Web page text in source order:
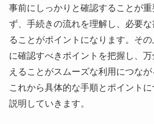
事前にしっかりと確認することが重
ず、手続きの流れを理解し、必要な
ることがポイントになります。そ
に確認すべきポイントを把握し、
えることがスムーズな利用につなが
これから具体的な手順とポイント
説明していきます。